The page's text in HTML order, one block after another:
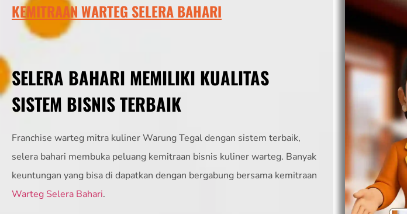
KEMITRAAN WARTEG SELERA BAHARI
SELERA BAHARI MEMILIKI KUALITAS
SISTEM BISNIS TERBAIK
Franchise warteg mitra kuliner Warung Tegal dengan sistem terbaik,
selera bahari membuka peluang kemitraan bisnis kuliner warteg. Banyak
keuntungan yang bisa di dapatkan dengan bergabung bersama kemitraan
Warteg Selera Bahari.